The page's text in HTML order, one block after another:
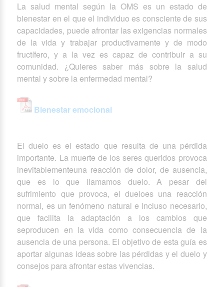
La salud mental según la OMS es un estado de
bienestar en el que el individuo es consciente de sus
capacidades, puede afrontar las exigencias normales
de la vida y trabajar productivamente y de modo
fructífero, y a la vez es capaz de contribuir a su
comunidad. ¿Quieres saber más sobre la salud
mental y sobre la enfermedad mental?
Bienestar emocional
El duelo es el estado que resulta de una pérdida
importante. La muerte de los seres queridos provoca
inevitablementeuna reacción de dolor, de ausencia,
que es lo que llamamos duelo. A pesar del
sufrimiento que provoca, el dueloes una reacción
normal, es un fenómeno natural e incluso necesario,
que facilita la adaptación a los cambios que
seproducen en la vida como consecuencia de la
ausencia de una persona. El objetivo de esta guía es
aportar algunas ideas sobre las pérdidas y el duelo y
consejos para afrontar estas vivencias.